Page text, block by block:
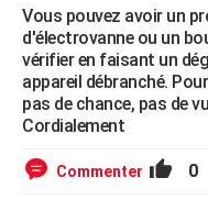
S'inscrire
Se connecter
Lycées
Collèges
Primaires
Universités
Entreprises
Service militaire
Avis de recherche
AVIS DE DÉCÈS
FORUM
Bricolage
Lifestyle
Culture
Sport
Auto
Television
Voyage
Cinema
Vous pouvez avoir un
d'électrovanne ou un
vérifier en faisant un
appareil débranché.
pas de chance, pas de
Cordialement
Commenter 0